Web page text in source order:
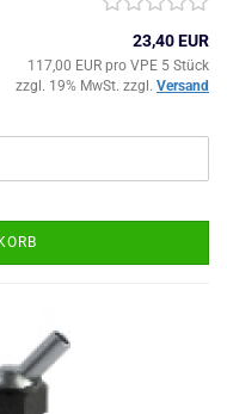
23,40 EUR
117,00 EUR pro VPE 5 Stück
zzgl. 19% MwSt. zzgl. Versand